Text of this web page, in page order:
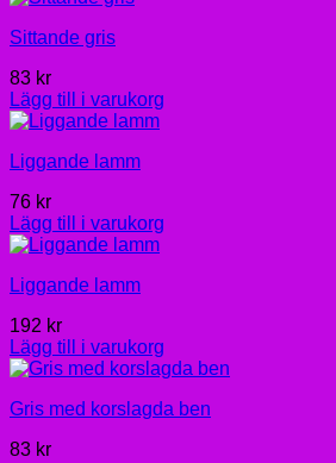
Sittande gris
83 kr
Lägg till i varukorg
Liggande lamm
76 kr
Lägg till i varukorg
Liggande lamm
192 kr
Lägg till i varukorg
Gris med korslagda ben
83 kr